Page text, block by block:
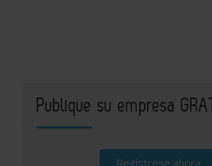
Publique su empresa
Regístrese ahora